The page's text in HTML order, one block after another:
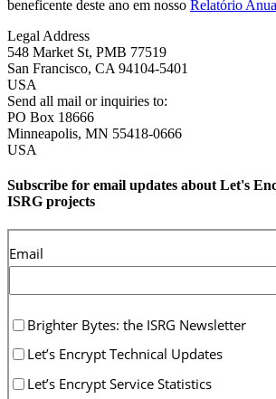
beneficente deste ano em nosso Relatório
Legal Address
548 Market St, PMB 77519
San Francisco, CA 94104-5401
USA
Send all mail or inquiries to:
PO Box 18666
Minneapolis, MN 55418-0666
USA
Subscribe for email updates about Let's
ISRG projects